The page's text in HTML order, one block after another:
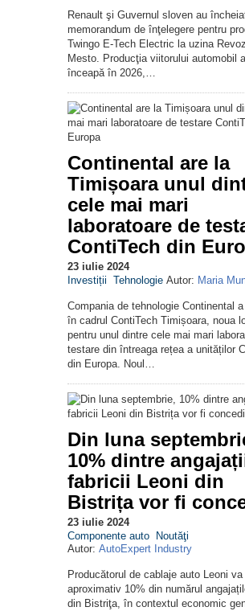
Renault şi Guvernul sloven au
memorandum de înţelegere pentru
Twingo E-Tech Electric la uzina
Mesto. Producţia viitorului automobil
înceapă în 2026,…
Continental are la
Timișoara unul
cele mai mari
laboratoare de
ContiTech din
23 iulie 2024
Investiții Tehnologie Autor: Maria
Compania de tehnologie Continental
în cadrul ContiTech Timișoara, noua
pentru unul dintre cele mai mari
testare din întreaga rețea a unităților
din Europa. Noul…
Din luna
10% dintre
fabricii Leoni din
Bistrița vor fi
23 iulie 2024
Componente auto
Noutăţi
Autor: AutoExpert Industry
Producătorul de cablaje auto Leoni
aproximativ 10% din numărul
din Bistriţa, în contextul economic